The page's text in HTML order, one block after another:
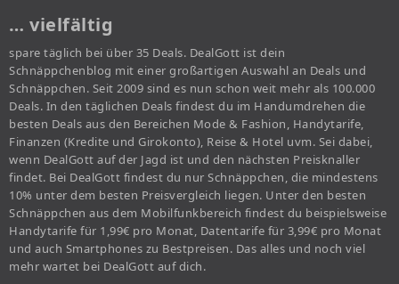
… vielfältig
spare täglich bei über 35 Deals. DealGott ist dein
Schnäppchenblog mit einer großartigen Auswahl an Deals und
Schnäppchen. Seit 2009 sind es nun schon weit mehr als 100.000
Deals. In den täglichen Deals findest du im Handumdrehen die
besten Deals aus den Bereichen Mode & Fashion, Handytarife,
Finanzen (Kredite und Girokonto), Reise & Hotel uvm. Sei dabei,
wenn DealGott auf der Jagd ist und den nächsten Preisknaller
findet. Bei DealGott findest du nur Schnäppchen, die mindestens
10% unter dem besten Preisvergleich liegen. Unter den besten
Schnäppchen aus dem Mobilfunkbereich findest du beispielsweise
Handytarife für 1,99€ pro Monat, Datentarife für 3,99€ pro Monat
und auch Smartphones zu Bestpreisen. Das alles und noch viel
mehr wartet bei DealGott auf dich.